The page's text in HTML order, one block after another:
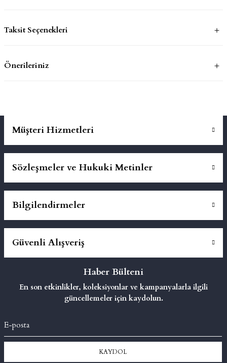
Taksit Seçenekleri
Önerileriniz
Müşteri Hizmetleri
Sözleşmeler ve Hukuki Metinler
Bilgilendirmeler
Güvenli Alışveriş
Haber Bülteni
En son etkinlikler, koleksiyonlar ve kampanyalarla ilgili
güncellemeler için kaydolun.
KAYDOL